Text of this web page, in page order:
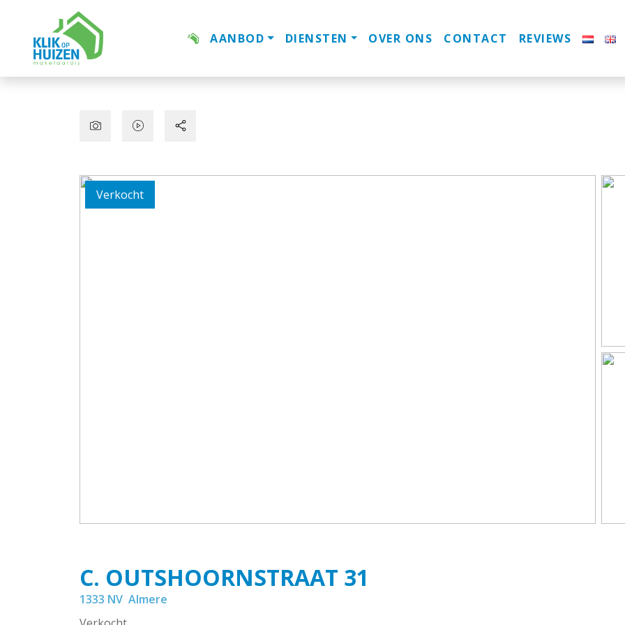
AANBOD DIENSTEN OVER ONS CONTACT REVIEWS
Verkocht
C. OUTSHOORNSTRAAT 31
1333 NV Almere